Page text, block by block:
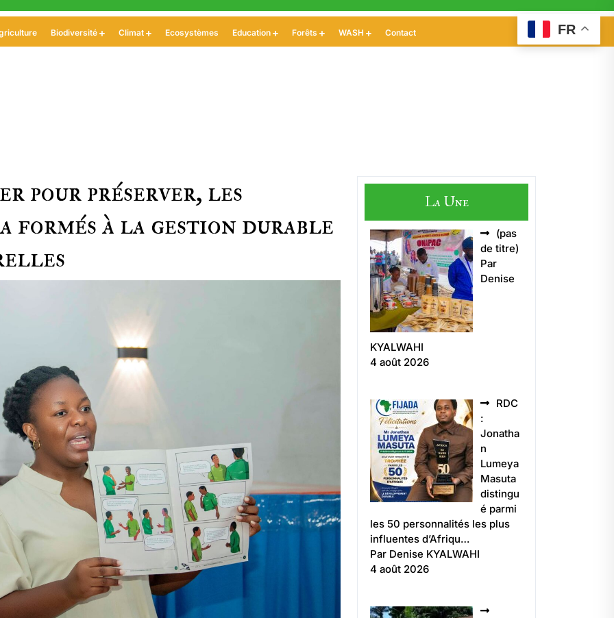
Biodiversité Climat Ecosystèmes Education Forêts WASH Contact
pour préserver, les
formés à la gestion durable
La Une
(pas
de titre)
Par
Denise
KYALWAHI
4 août 2026
RDC
:
Jonatha
n
Lumeya
Masuta
distingu
é parmi
les 50 personnalités les plus
influentes d’Afriqu…
Par Denise KYALWAHI
4 août 2026
FR